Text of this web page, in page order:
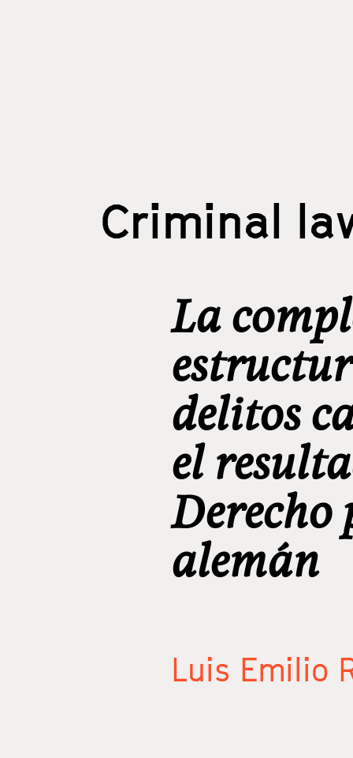
Criminal
La
delitos
el
Derecho
alemán
Luis Emilio